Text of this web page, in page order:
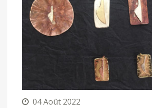
04 Août 2022